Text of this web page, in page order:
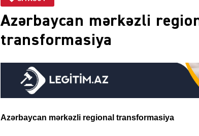
Azərbaycan mərkəzli
transformasiya
Azərbaycan mərkəzli regional transformasiya